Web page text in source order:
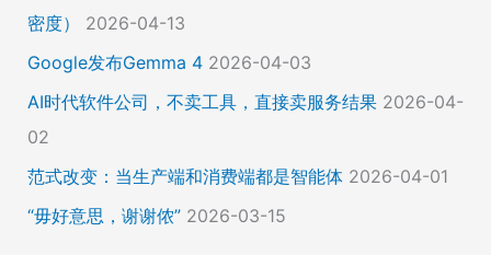
密度）
2026-04-13
Google发布Gemma 4 2026-04-03
AI时代软件公司，不卖工具，直接卖服务结果 2026-04-
02
范式改变：当生产端和消费端都是智能体 2026-04-01
“毋好意思，谢谢侬” 2026-03-15